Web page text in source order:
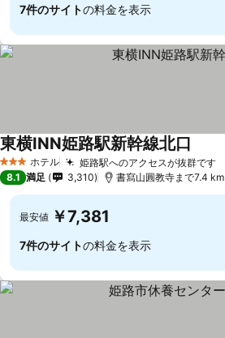
7件のサイトの料金を表示
3 ホテルのランク
ホテル 姫路駅へのアクセスが抜群です
東横INN姫路駅新幹線北口
8.1 満足 3,310 書寫山圓教寺まで7.4 km
最安値 ￥7,381
7件のサイトの料金を表示